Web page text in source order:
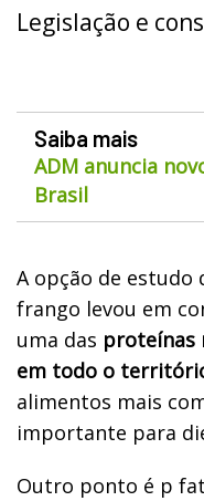
Legislação e
Saiba mais
ADM anuncia
Brasil
A opção de estudo
frango levou em
uma das proteínas
em todo o
alimentos mais
importante para
Outro ponto é p